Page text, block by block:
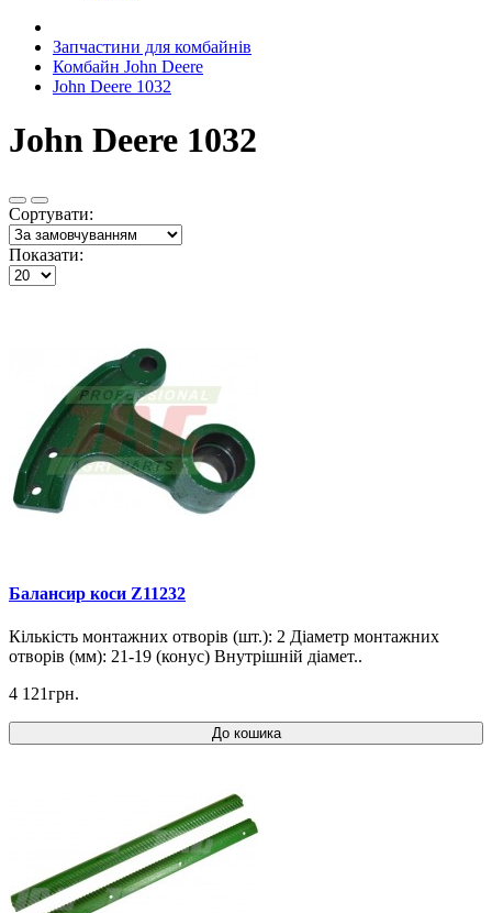
Запчастини для комбайнів
Комбайн John Deere
John Deere 1032
John Deere 1032
Сортувати:
Показати:
Балансир коси Z11232
Кількість монтажних отворів (шт.): 2 Діаметр монтажних
отворів (мм): 21-19 (конус) Внутрішній діамет..
4 121грн.
До кошика